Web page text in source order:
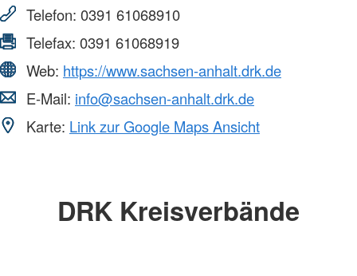
Telefon: 0391 61068910
Telefax: 0391 61068919
Web: https://www.sachsen-anhalt.drk.de
E-Mail: info@sachsen-anhalt.drk.de
Karte: Link zur Google Maps Ansicht
DRK Kreisverbände